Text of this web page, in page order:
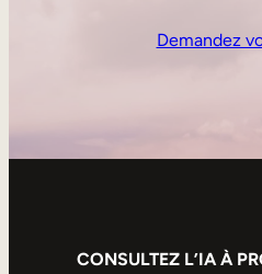
Demandez
CONSULTEZ L’IA À